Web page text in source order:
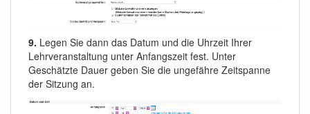
9. Legen Sie dann das Datum und die Uhrzeit Ihrer
Lehrveranstaltung unter Anfangszeit fest. Unter
Geschätzte Dauer geben Sie die ungefähre Zeitspanne
der Sitzung an.